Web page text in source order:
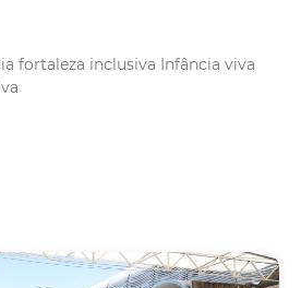
fortaleza inclusiva Infância viva